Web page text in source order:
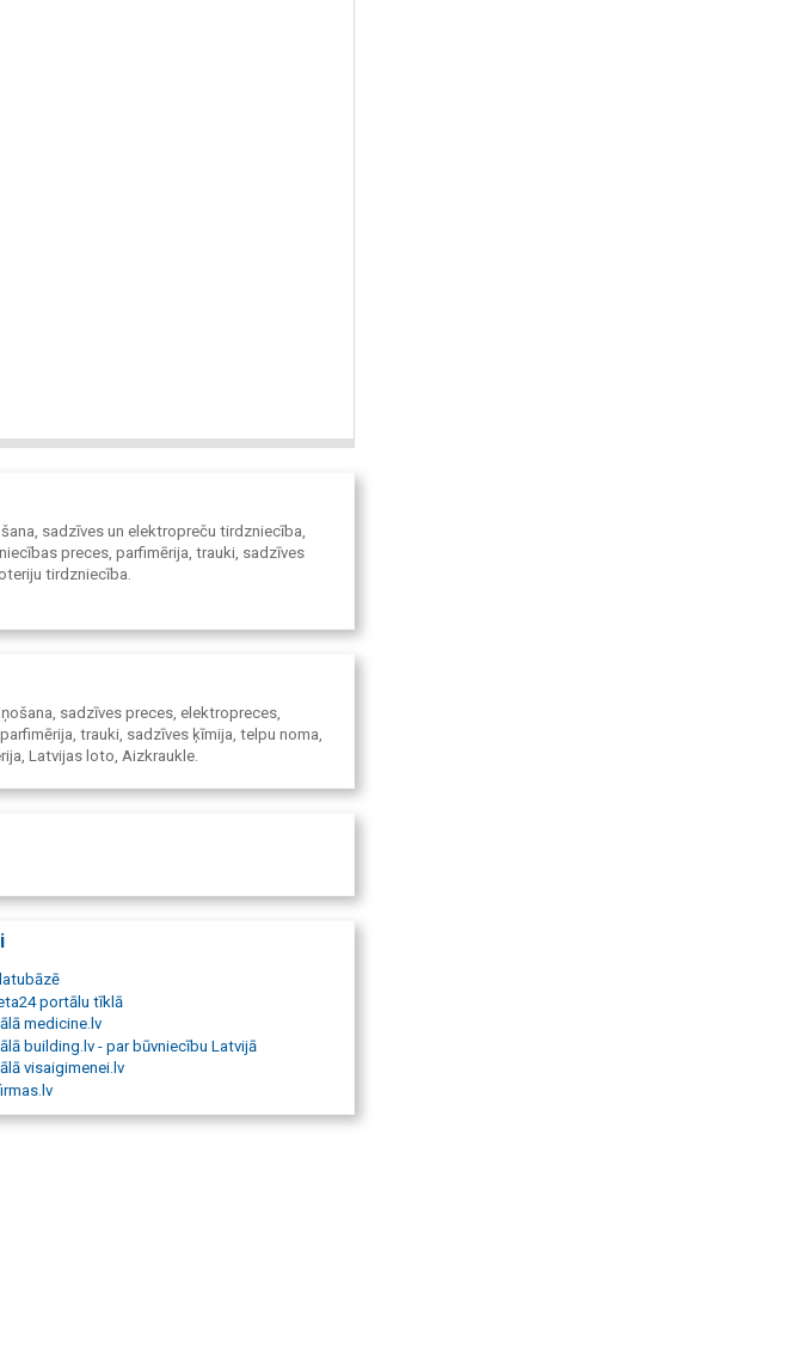
sadzīves un elektropreču tirdzniecība,
preces, parfimērija, trauki, sadzīves
tirdzniecība.
sadzīves preces, elektropreces,
trauki, sadzīves ķīmija, telpu noma,
Latvijas loto, Aizkraukle.
portālu tīklā
medicine.lv
building.lv - par būvniecību Latvijā
visaigimenei.lv